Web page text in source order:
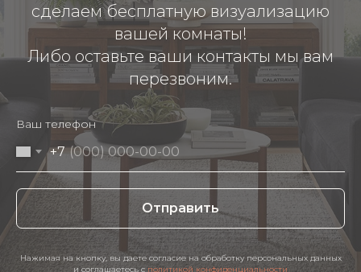
сделаем бесплатную визуализацию
вашей комнаты!
Либо оставьте ваши контакты мы вам
перезвоним.
Ваш телефон
+7
Отправить
Нажимая на кнопку, вы даете согласие на обработку персональных данных
и соглашаетесь c политикой конфиденциальности